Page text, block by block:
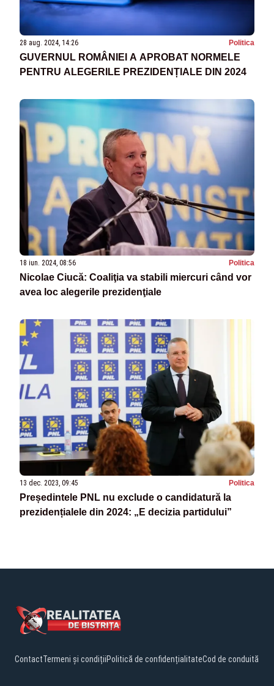
28 aug. 2024, 14:26 Politica
GUVERNUL ROMÂNIEI A APROBAT NORMELE
PENTRU ALEGERILE PREZIDENȚIALE DIN 2024
18 iun. 2024, 08:56 Politica
Nicolae Ciucă: Coaliţia va stabili miercuri când vor
avea loc alegerile prezidenţiale
13 dec. 2023, 09:45 Politica
Președintele PNL nu exclude o candidatură la
prezidențialele din 2024: „E decizia partidului”
ContactTermeni și condițiiPolitică de confidențialitateCod de conduită